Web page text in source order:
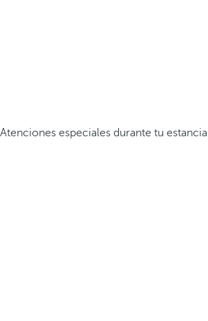
Atenciones especiales durante tu estancia